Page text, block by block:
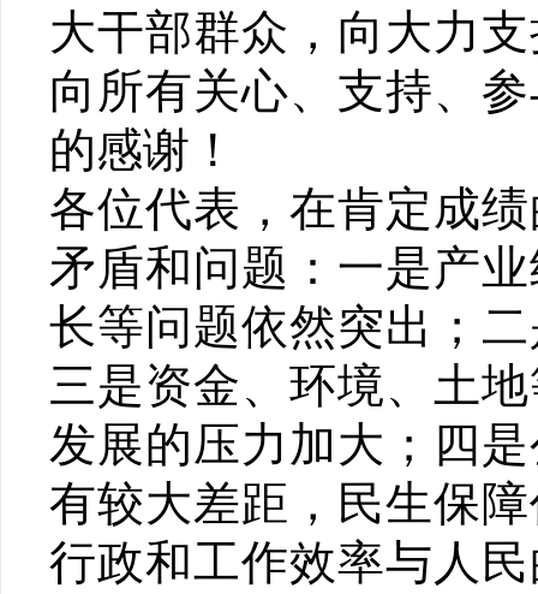
大干部群众，向大力
向所有关心、支持、
的感谢！
各位代表，在肯定成
矛盾和问题：一是产
长等问题依然突出；
三是资金、环境、土
发展的压力加大；四
有较大差距，民生保
行政和工作效率与人